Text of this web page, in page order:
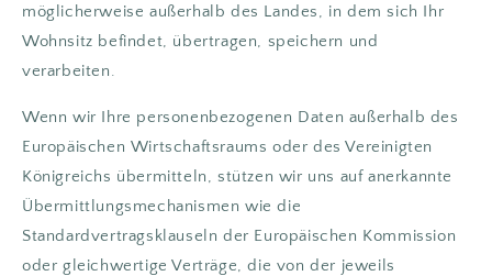
möglicherweise außerhalb des Landes, in dem sich Ihr
Wohnsitz befindet, übertragen, speichern und
verarbeiten.
Wenn wir Ihre personenbezogenen Daten außerhalb des
Europäischen Wirtschaftsraums oder des Vereinigten
Königreichs übermitteln, stützen wir uns auf anerkannte
Übermittlungsmechanismen wie die
Standardvertragsklauseln der Europäischen Kommission
oder gleichwertige Verträge, die von der jeweils